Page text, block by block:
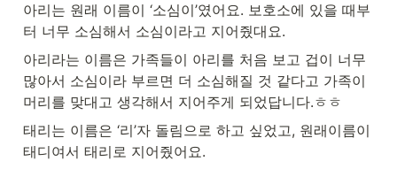
아리는 원래 이름이 ‘소심이’였어요. 보호소에 있을 때부
터 너무 소심해서 소심이라고 지어줬대요.
아리라는 이름은 가족들이 아리를 처음 보고 겁이 너무
많아서 소심이라 부르면 더 소심해질 것 같다고 가족이
머리를 맞대고 생각해서 지어주게 되었답니다.ㅎㅎ
태리는 이름은 ‘리’자 돌림으로 하고 싶었고, 원래이름이
태디여서 태리로 지어줬어요.